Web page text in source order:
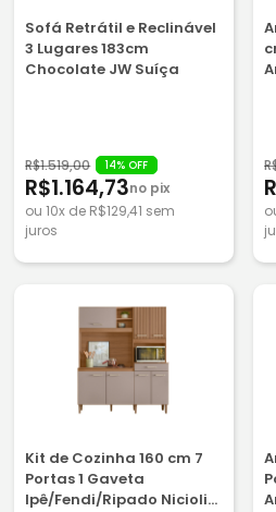
Sofá Retrátil e Reclinável
3 Lugares 183cm
Chocolate JW Suíça
R$1.519,00 14% OFF
R$1.164,73no pix
ou 10x de R$129,41 sem
juros
Kit de Cozinha 160 cm 7
Portas 1 Gaveta
Ipê/Fendi/Ripado Nicioli